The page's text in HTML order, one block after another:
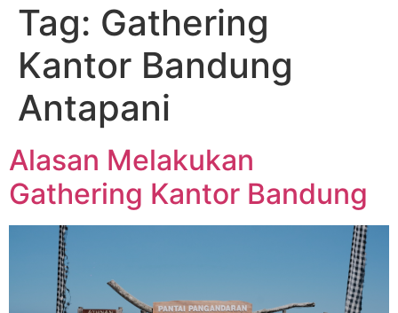
Tag: Gathering
Kantor Bandung
Antapani
Alasan Melakukan
Gathering Kantor Bandung